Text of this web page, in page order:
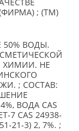
; (TM)
ВОДЫ.
ХИМИИ. НЕ
; СОСТАВ:
ВОДА CAS
7 CAS 24938-
21-3) 2, 7%. ;